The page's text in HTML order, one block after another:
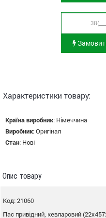
Характеристики товару:
Країна виробник: Німеччина
Виробник:Оригінал
Стан: Нові
Опис товару
Код: 21060
Пас привідний, кевларовий